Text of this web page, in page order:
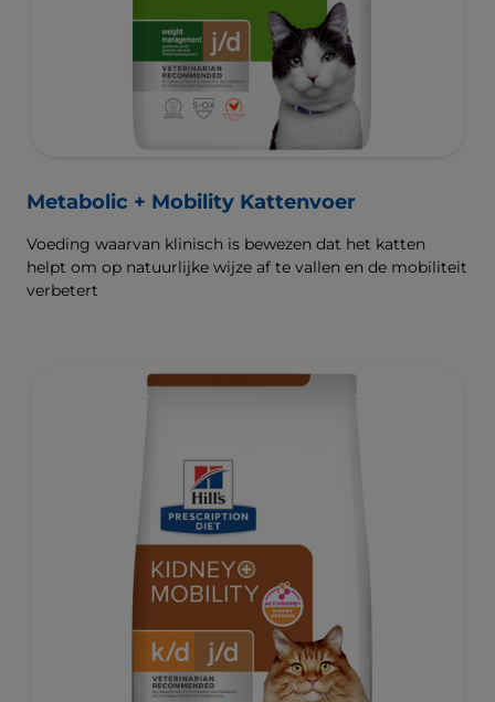
Metabolic + Mobility Kattenvoer
Voeding waarvan klinisch is bewezen dat het katten
helpt om op natuurlijke wijze af te vallen en de mobiliteit
verbetert